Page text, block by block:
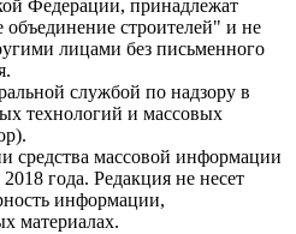
Федерации, принадлежат
строителей" и не
лицами без письменного
службой по надзору в
технологий и массовых
средства массовой информации
года. Редакция не несет
информации,
материалах.